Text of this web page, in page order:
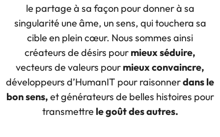
le partage à sa façon pour donner à sa
singularité une âme, un sens, qui touchera sa
cible en plein cœur. Nous sommes ainsi
créateurs de désirs pour mieux séduire,
vecteurs de valeurs pour mieux convaincre,
développeurs d’HumanIT pour raisonnerdans le
bon sens, et générateurs de belles histoires pour
transmettre le goût des autres.